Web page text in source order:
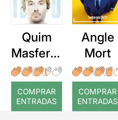
Quim
Masferre
r: Temps
COMPRAR
ENTRADAS
Angle
Mort
COMPRAR
ENTRADAS